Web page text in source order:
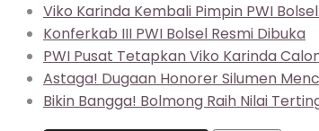
Viko Karinda Kembali Pimpin PWI
Konferkab III PWI Bolsel Resmi Dibuka
PWI Pusat Tetapkan Viko Karinda
Astaga! Dugaan Honorer Silumen
Bikin Bangga! Bolmong Raih Nilai